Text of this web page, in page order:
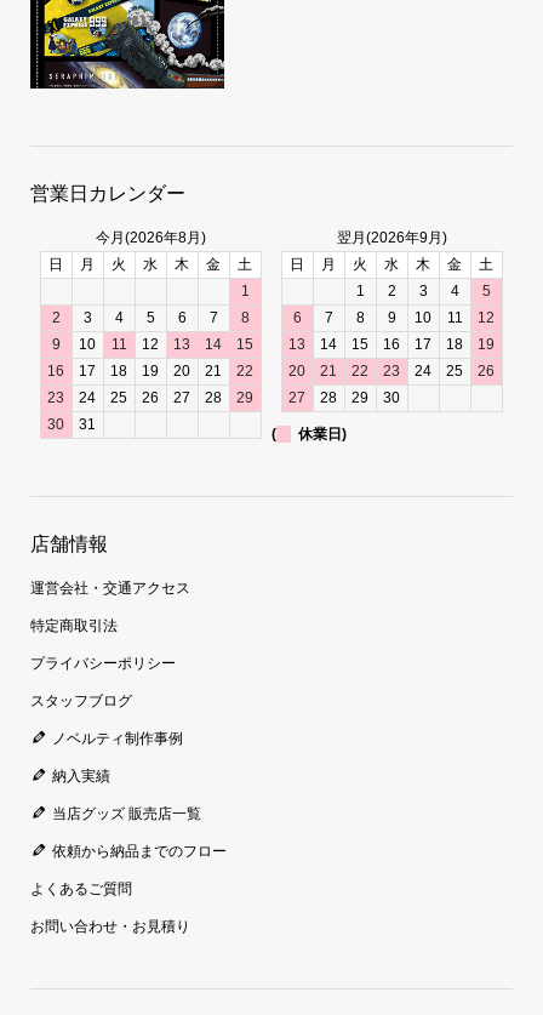
営業日カレンダー
今月(2026年8月)
日
月 火 水 木 金
土
1
2
3 4 5 6 7
8
9
10 11 12 13 14
15
16
17 18 19 20 21
22
23
24 25 26 27 28
29
30
31
翌月(2026年9月)
日
月 火 水 木 金
土
1
2 3 4
5
6
7 8 9 10 11
12
13
14 15 16 17 18
19
20
21 22 23 24 25
26
27
28 29 30
( 休業日)
店舗情報
運営会社・交通アクセス
特定商取引法
プライバシーポリシー
スタッフブログ
ノベルティ制作事例
納入実績
当店グッズ 販売店一覧
依頼から納品までのフロー
よくあるご質問
お問い合わせ・お見積り